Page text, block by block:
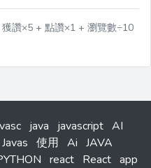
讚×5 + 點讚×1 + 瀏覽數÷10
java javascript AI
Javas 使用 Ai JAVA
react React app